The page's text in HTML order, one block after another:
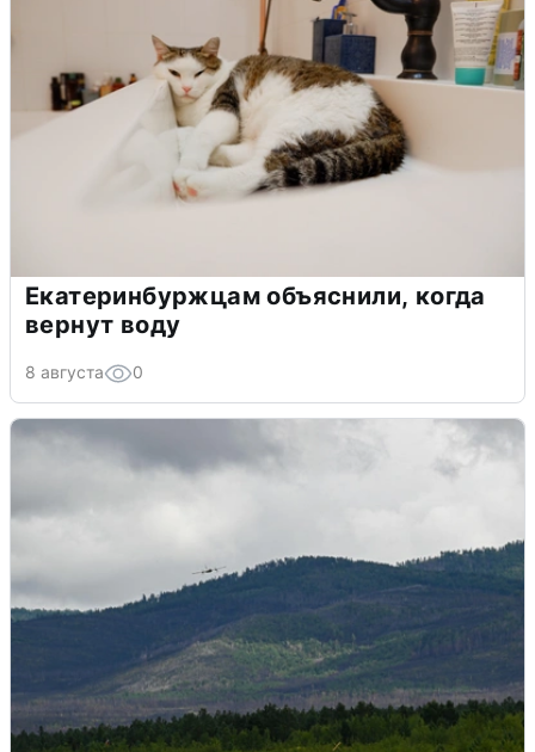
Екатеринбуржцам объяснили, когда
вернут воду
8 августа 0